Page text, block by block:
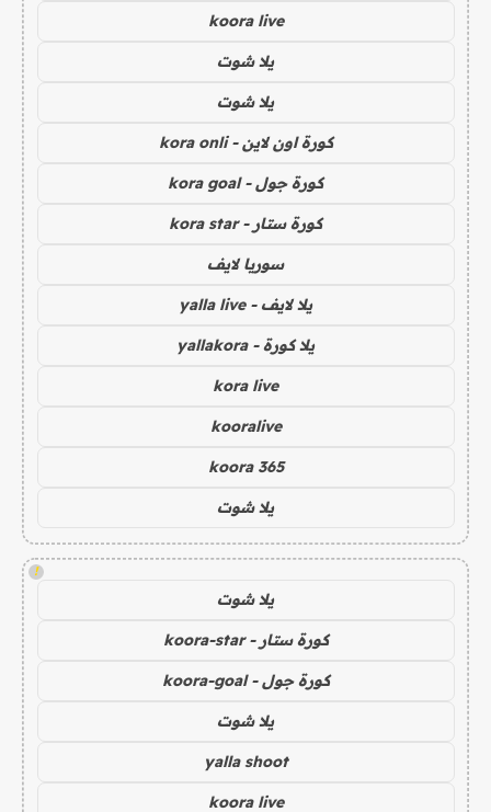
koora live
يلا شوت
يلا شوت
كورة اون لاين - kora onli
كورة جول - kora goal
كورة ستار - kora star
سوريا لايف
يلا لايف - yalla live
يلا كورة - yallakora
kora live
kooralive
koora 365
يلا شوت
!
يلا شوت
كورة ستار - koora-star
كورة جول - koora-goal
يلا شوت
yalla shoot
koora live